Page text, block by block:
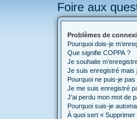
Foire aux
Problèmes de
Pourquoi dois-je
Que signifie COPPA ?
Je souhaite
Je suis enregistré mais
Pourquoi ne puis-je
Je me suis enregistré
J’ai perdu mon mot de
Pourquoi suis-je
À quoi sert «